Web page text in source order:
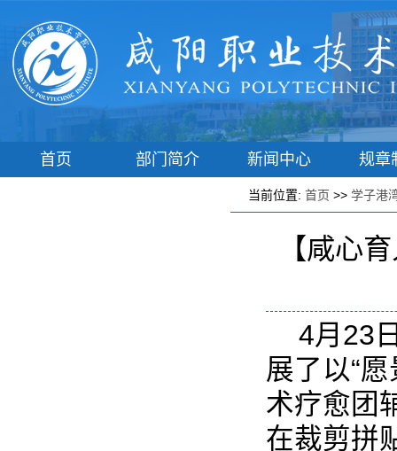
首页 部门简介 新闻中心
规章
学子港湾 学生风
当前位置: 首页 >> 学子港
【咸心
4月23
展了以“
术疗愈团
在裁剪拼